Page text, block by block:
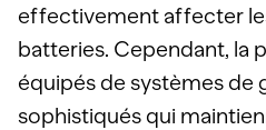
effectivement affecter
batteries. Cependant, la
équipés de systèmes de
sophistiqués qui